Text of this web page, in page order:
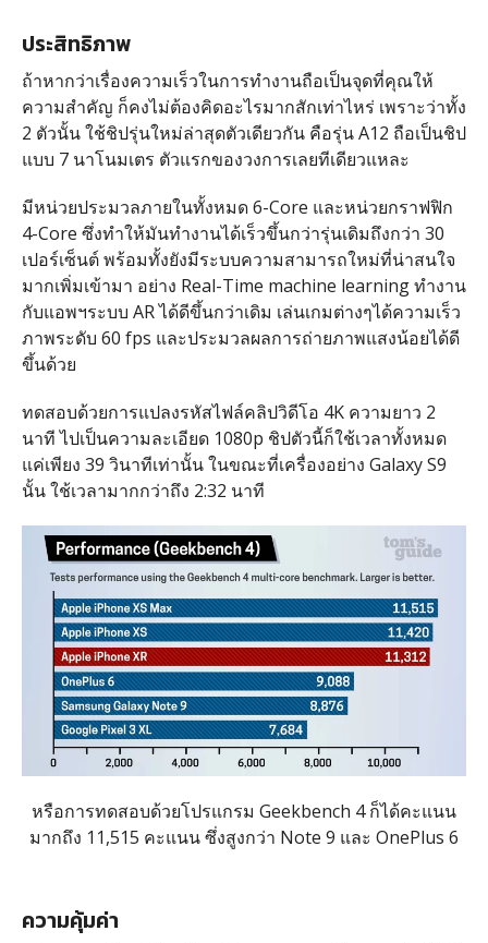
ประสิทธิภาพ
ถ้าหากว่าเรื่องความเร็วในการทำงานถือเป็นจุดที่คุณให้
ความสำคัญ ก็คงไม่ต้องคิดอะไรมากสักเท่าไหร่ เพราะว่าทั้ง
2 ตัวนั้น ใช้ชิปรุ่นใหม่ล่าสุดตัวเดียวกัน คือรุ่น A12 ถือเป็นชิป
แบบ 7 นาโนมเตร ตัวแรกของวงการเลยทีเดียวแหละ
มีหน่วยประมวลภายในทั้งหมด 6-Core และหน่วยกราฟฟิก
4-Core ซึ่งทำให้มันทำงานได้เร็วขึ้นกว่ารุ่นเดิมถึงกว่า 30
เปอร์เซ็นต์ พร้อมทั้งยังมีระบบความสามารถใหม่ที่น่าสนใจ
มากเพิ่มเข้ามา อย่าง Real-Time machine learning ทำงาน
กับแอพฯระบบ AR ได้ดีขึ้นกว่าเดิม เล่นเกมต่างๆได้ความเร็ว
ภาพระดับ 60 fps และประมวลผลการถ่ายภาพแสงน้อยได้ดี
ขึ้นด้วย
ทดสอบด้วยการแปลงรหัสไฟล์คลิปวิดีโอ 4K ความยาว 2
นาที ไปเป็นความละเอียด 1080p ชิปตัวนี้ก็ใช้เวลาทั้งหมด
แค่เพียง 39 วินาทีเท่านั้น ในขณะที่เครื่องอย่าง Galaxy S9
นั้น ใช้เวลามากกว่าถึง 2:32 นาที
หรือการทดสอบด้วยโปรแกรม Geekbench 4 ก็ได้คะแนน
มากถึง 11,515 คะแนน ซึ่งสูงกว่า Note 9 และ OnePlus 6
ความคุ้มค่า